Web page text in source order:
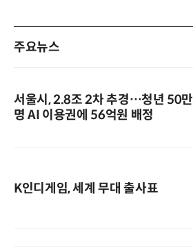
주요뉴스
서울시, 2.8조 2차 추경…청년 50만
명 AI 이용권에 56억원 배정
K인디게임, 세계 무대 출사표